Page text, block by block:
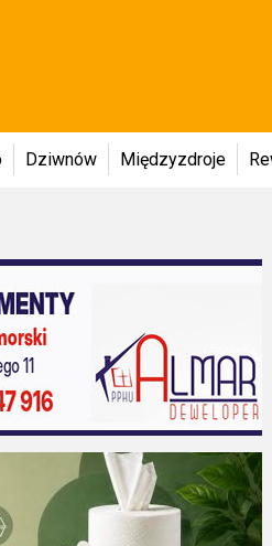
Dziwnów Międzyzdroje